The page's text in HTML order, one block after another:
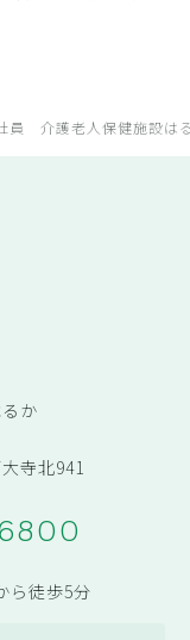
員 介護老人保健施設は
か
寺北941
ら徒歩5分